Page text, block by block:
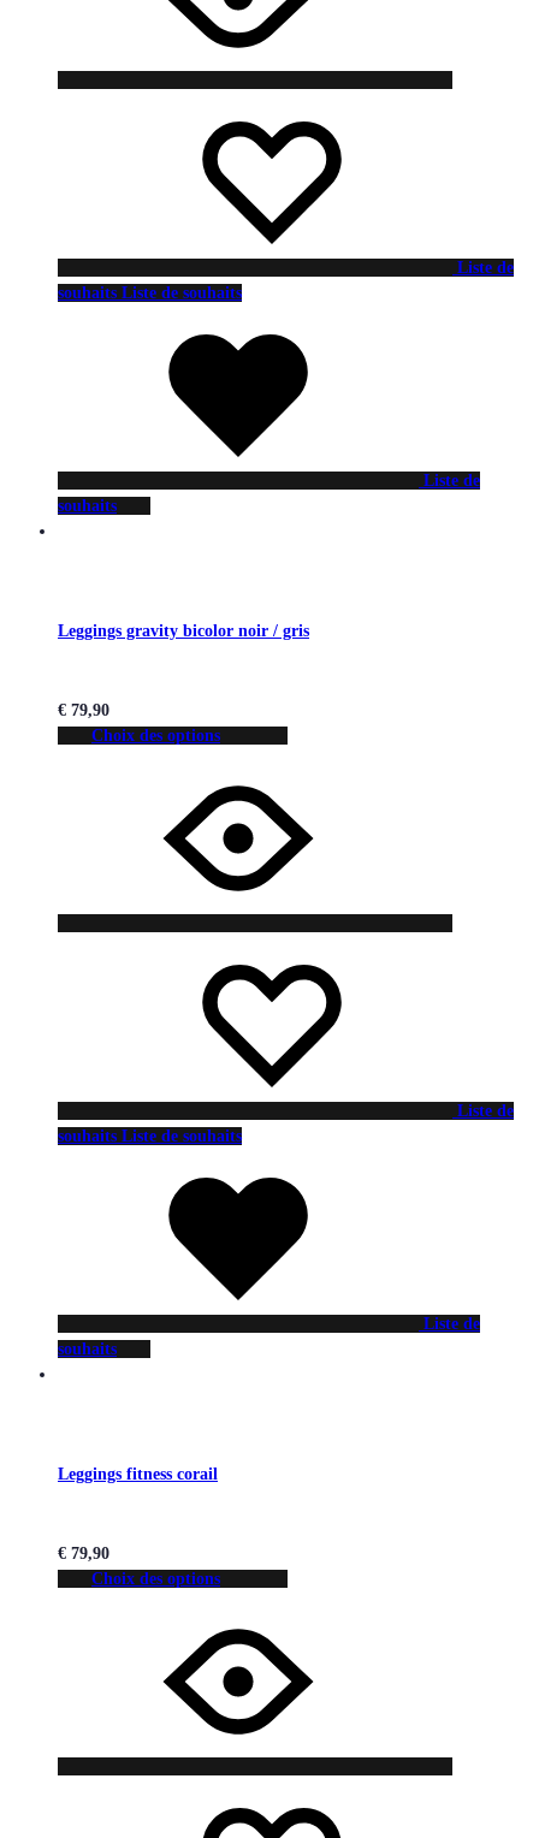
Liste de
souhaits Liste de souhaits
Liste de
souhaits
Leggings gravity bicolor noir / gris
€ 79,90
Choix des options
Liste de
souhaits Liste de souhaits
Liste de
souhaits
Leggings fitness corail
€ 79,90
Choix des options